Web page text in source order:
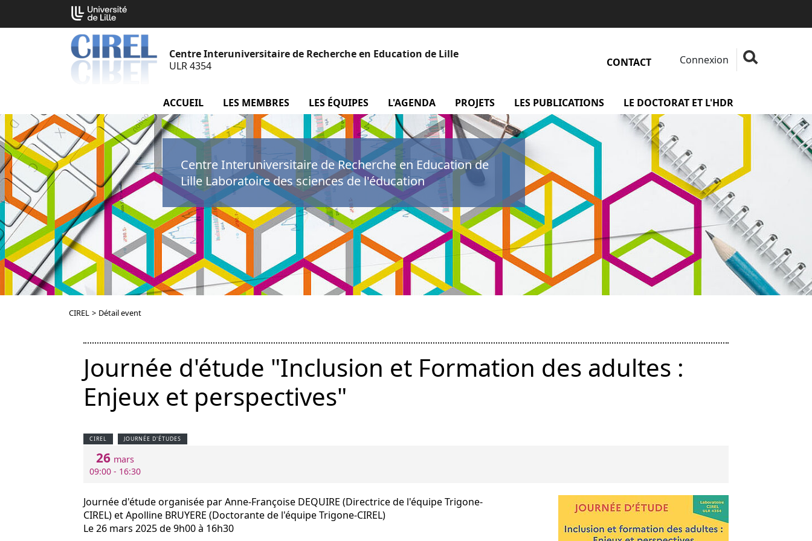
Centre Interuniversitaire de Recherche en Education de Lille
ULR 4354
CONTACT Connexion Rechercher
Fermer la
ACCUEIL LES MEMBRES menu Les membres
LES ÉQUIPES menu Les équipes
L'AGENDA menu L'agenda
PROJETS menu Projets
LES PUBLICATIONS menu Les publications
LE DOCTORAT ET L'HDR
Centre Interuniversitaire de Recherche en Education de
Lille Laboratoire des sciences de l'éducation
CIREL > Détail event
Journée d'étude "Inclusion et Formation des adultes :
Enjeux et perspectives"
CIREL JOURNÉE D'ÉTUDES
26 mars
09:00 - 16:30
Journée d'étude organisée par Anne-Françoise DEQUIRE (Directrice de l'équipe Trigone-
CIREL) et Apolline BRUYERE (Doctorante de l'équipe Trigone-CIREL)
Le 26 mars 2025 de 9h00 à 16h30
Cookies management panel